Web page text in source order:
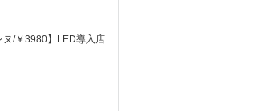
/￥3980】LED導入店